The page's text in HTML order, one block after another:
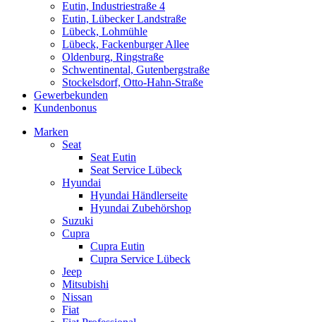
Eutin, Industriestraße 4
Eutin, Lübecker Landstraße
Lübeck, Lohmühle
Lübeck, Fackenburger Allee
Oldenburg, Ringstraße
Schwentinental, Gutenbergstraße
Stockelsdorf, Otto-Hahn-Straße
Gewerbekunden
Kundenbonus
Marken
Seat
Seat Eutin
Seat Service Lübeck
Hyundai
Hyundai Händlerseite
Hyundai Zubehörshop
Suzuki
Cupra
Cupra Eutin
Cupra Service Lübeck
Jeep
Mitsubishi
Nissan
Fiat